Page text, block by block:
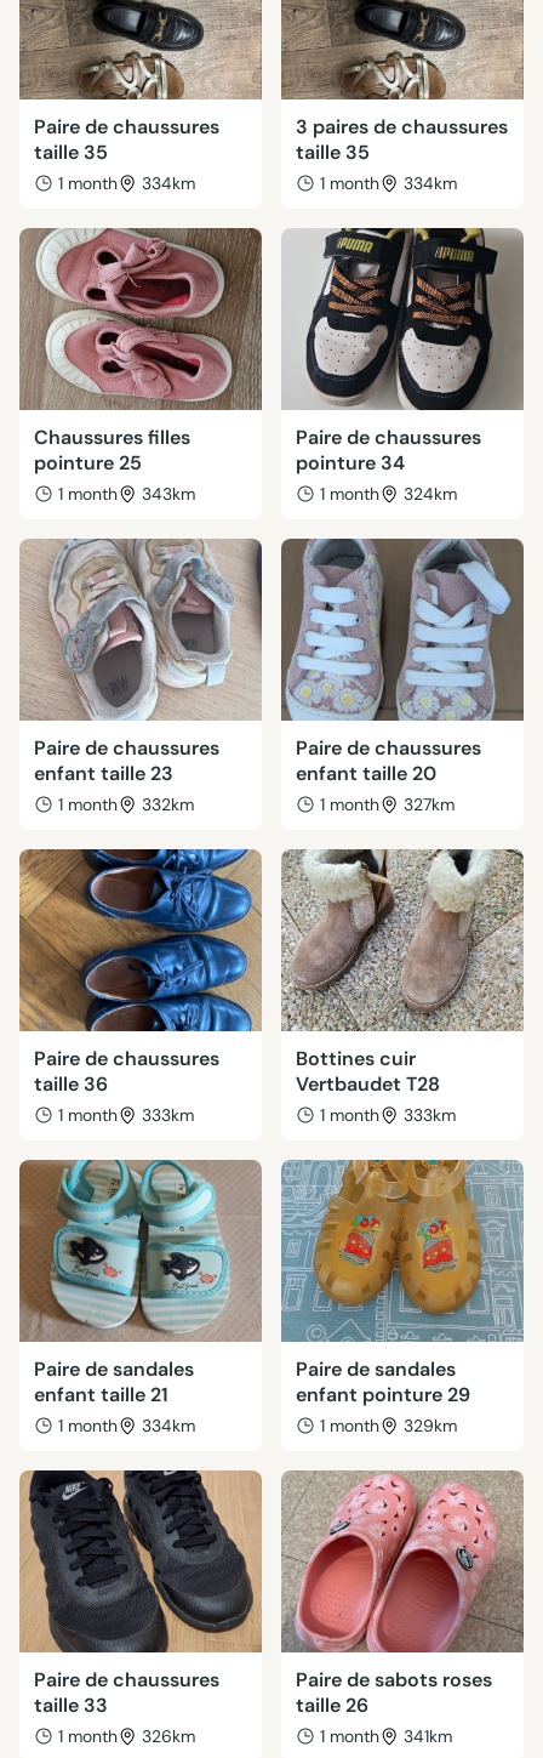
Paire de chaussures
taille 35
1 month 334km
3 paires de chaussures
taille 35
1 month 334km
Chaussures filles
pointure 25
1 month 343km
Paire de chaussures
pointure 34
1 month 324km
Paire de chaussures
enfant taille 23
1 month 332km
Paire de chaussures
enfant taille 20
1 month 327km
Paire de chaussures
taille 36
1 month 333km
Bottines cuir
Vertbaudet T28
1 month 333km
Paire de sandales
enfant taille 21
1 month 334km
Paire de sandales
enfant pointure 29
1 month 329km
Paire de chaussures
taille 33
1 month 326km
Paire de sabots roses
taille 26
1 month 341km